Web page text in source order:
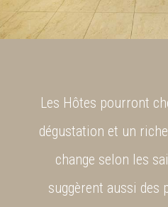
Les Hôtes pourront
dégustation et un
change selon les
suggèrent aussi des